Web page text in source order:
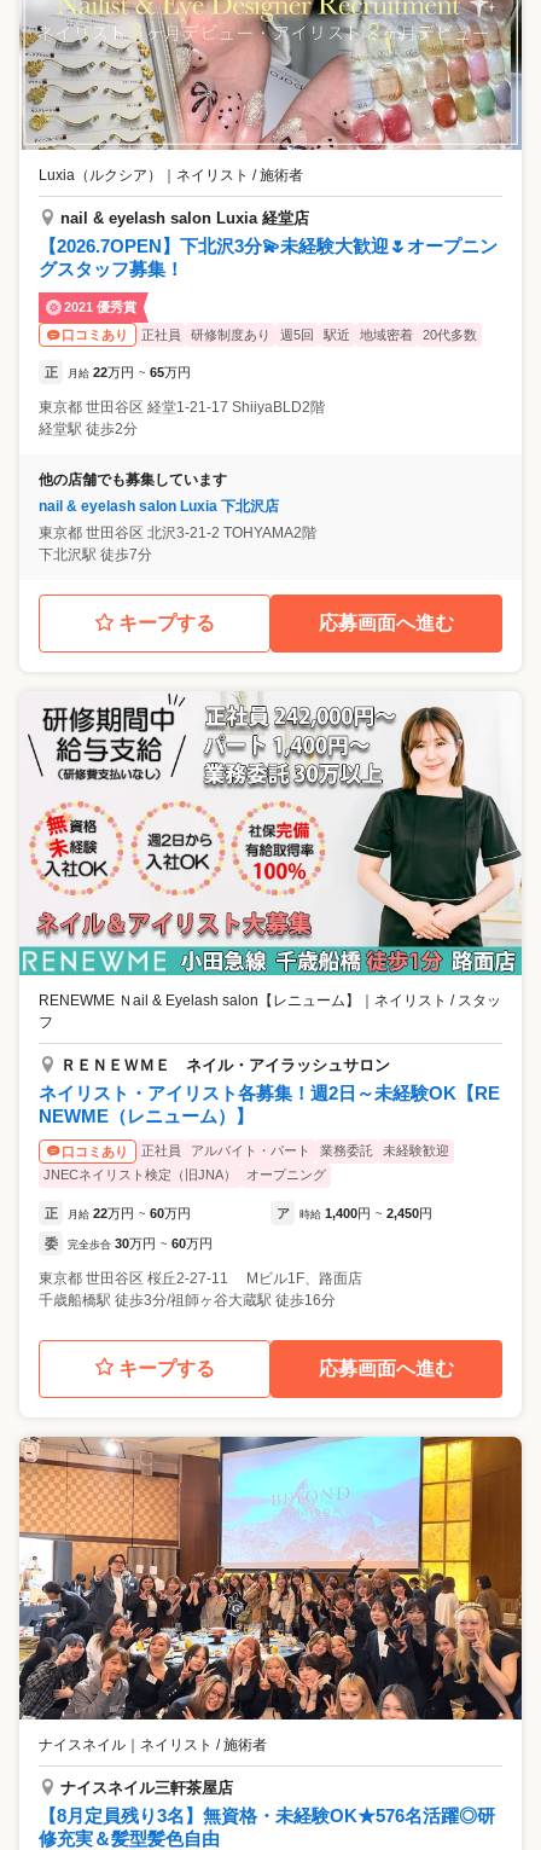
し、仲良くなったスタッフと一緒に練習なんてことも。 1人で頑張るの
ではなく、地区で、会社全体であなたの成長をサポートします。 他に
も、JNA本部認定校である直営スクールでは、空いた時間を利用してス
タッフ同士の練習が可能。 サロンで苦手な技術、検定試験練習、コンテ
スト対策など…社内に多数在籍している認定講師と一緒に勉強しましょ
う！ ---ネイルズユニークのプライベートブランド--- ◎ネイルサロン発の
プライベートブランド 長年のネイルサロン経営で培った経験を基に、日
品を開発。 ネイルポリッシュカラー全104色、ネイルケアアイテム30品
目展開中。 自社ブランドの商品を使用して施術ができるのは、ネイルズ
ユニークならでは。 将来、商品開発に携わることも…。 商品をたくさん
の方に使ってもらえるよう、会社を上げて取り組んでいるので、 販売を
頑張っているスタッフに商品のプレゼントもあります。 ---スキルアップ
できる充実のセミナー多数--- ◎たくさん学んで欲しいから、ほとんどの
セミナーを無料で受講できます！ 自信を持ってネイリストへの道を進め
るのは、 充実した独自のセミナーがたくさんあるから！ 未経験の方もブ
けセミナー 未経験の方でも安心して入客できるように、しっかり学べる
セミナー多数。 ・接客・技術セミナー 未経験の方～更にスキルアップを
目指す方にも応えます。 ・検定・コンテスト対策セミナー 検定試験・コ
プにつなげることが出来ます。 ・日本のネイル業界のトップネイリスト
によるセミナー 有名ネイリストから直接、流行のデザインや最先端技術
を学ぶことができます。 ・接客・技術社内検定 社内独自の検定制度があ
り、自分の今の実力を試す事ができます！ その他にも様々なセミナーを
実施。 ユニークならではのサポートが詰まっています。 ---活躍のチャン
ペーンを実施。 自分のデザインした作品が全店舗共通のシーズンアート
に選ばれることも。 ★…コンテストに積極出場 様々なコンテストに積極
「スクール講師」になれるチャンスもあります。 ★…店舗運営・イベン
ト運営にも携われます 地区の店舗マネージメントや、スタッフ教育、各
種イベント運営に携わる事もできキャリアアップできます。
Luxia（ルクシア） ネイリスト / 施術者
nail & eyelash salon Luxia 経堂店
【2026.7OPEN】下北沢3分💫未経験大歓迎🌷オープニン
グスタッフ募集！
2021 優秀賞
口コミあり
正社員 研修制度あり 週5回 駅近 地域密着 20代多数
正 月給 22万円 ~ 65万円
東京都 世田谷区 経堂1-21-17 ShiiyaBLD2階
経堂駅 徒歩2分
他の店舗でも募集しています
nail & eyelash salon Luxia 下北沢店
東京都 世田谷区 北沢3-21-2 TOHYAMA2階
下北沢駅 徒歩7分
キープする 応募画面へ進む
RENEWME Ｎail & Eyelash salon【レニューム】 ｜ ネイリスト / スタッ
フ
ＲＥＮＥＷＭＥ ネイル・アイラッシュサロン
ネイリスト・アイリスト各募集！週2日～未経験OK【RE
NEWME（レニューム）】
口コミあり 正社員 アルバイト・パート 業務委託
未経験歓迎
JNECネイリスト検定（旧JNA）
オープニング
正 月給 22万円 ~ 60万円 ア 時給 1,400円 ~ 2,450円
委 完全歩合 30万円 ~ 60万円
東京都 世田谷区 桜丘2-27-11 Mビル1F、路面店
千歳船橋駅 徒歩3分/祖師ヶ谷大蔵駅 徒歩16分
キープする 応募画面へ進む
ナイスネイル ネイリスト / 施術者
ナイスネイル三軒茶屋店
【8月定員残り3名】無資格・未経験OK★576名活躍◎研
修充実＆髪型髪色自由